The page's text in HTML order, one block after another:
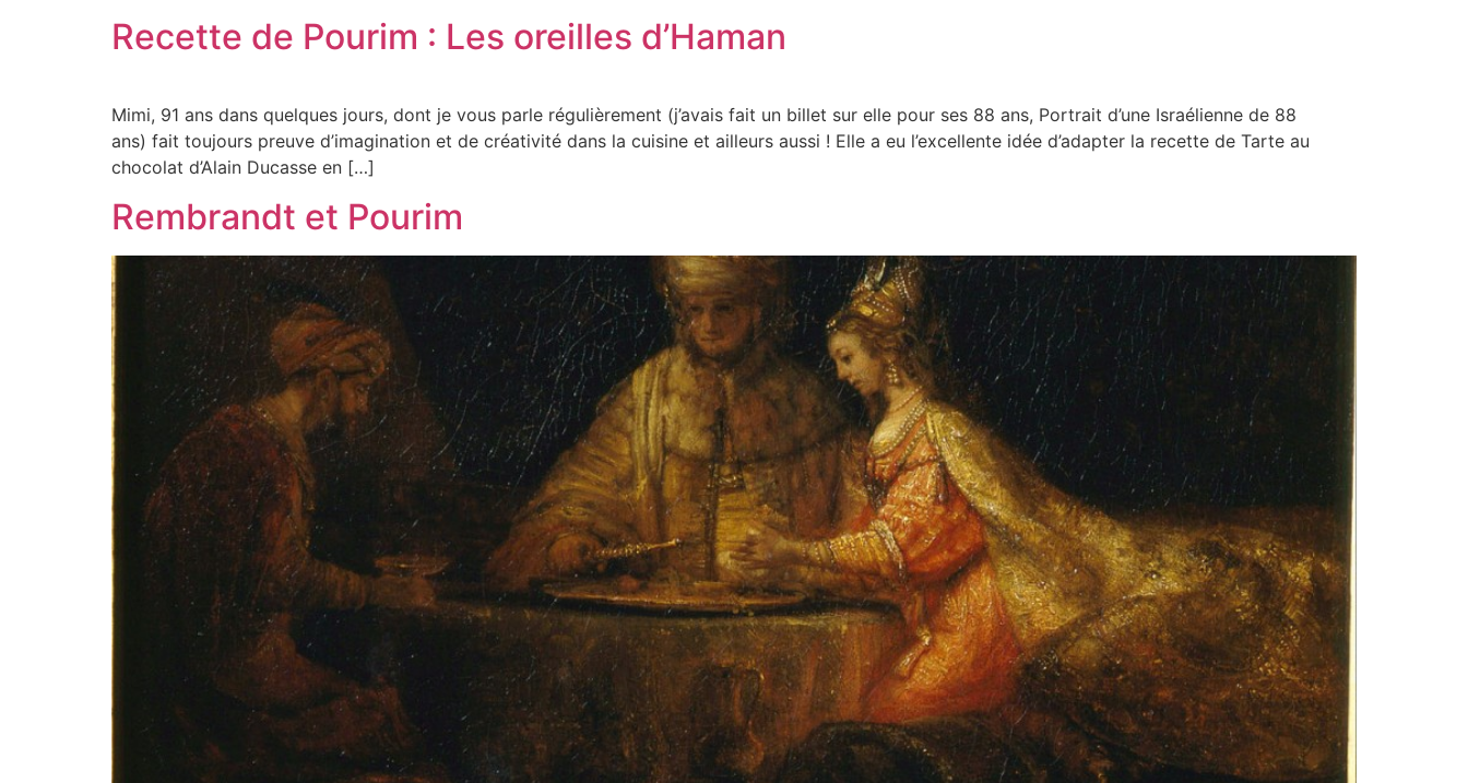
Recette de Pourim : Les oreilles d’Haman
Mimi, 91 ans dans quelques jours, dont je vous parle régulièrement (j’avais fait un billet sur elle pour ses 88 ans, Portrait d’une Israélienne de 88
ans) fait toujours preuve d’imagination et de créativité dans la cuisine et ailleurs aussi ! Elle a eu l’excellente idée d’adapter la recette de Tarte au
chocolat d’Alain Ducasse en […]
Rembrandt et Pourim